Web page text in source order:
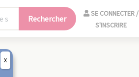
Rechercher
SE CONNECTER /
S'INSCRIRE
X